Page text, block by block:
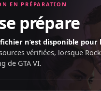
EN PRÉPARATION
prépare
n’est disponible pour
vérifiées, lorsque
de GTA VI.